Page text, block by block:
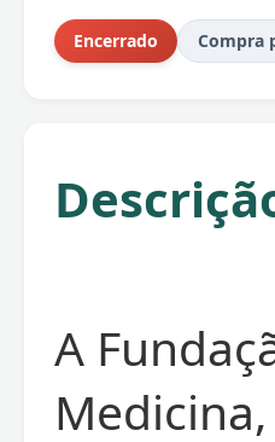
Encerrado Compra
A